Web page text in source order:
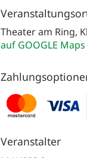
Theater am Ring,
auf GOOGLE
Veranstalter